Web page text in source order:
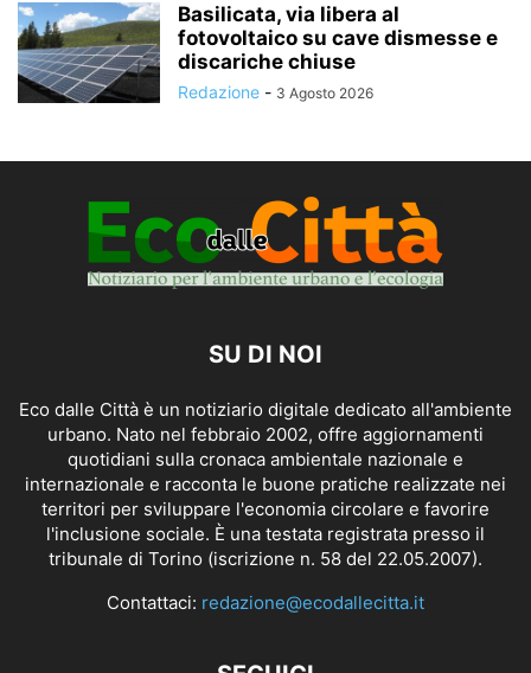
Basilicata, via libera al
fotovoltaico su cave dismesse e
discariche chiuse
Redazione - 3 Agosto 2026
SU DI NOI
Eco dalle Città è un notiziario digitale dedicato all'ambiente
urbano. Nato nel febbraio 2002, offre aggiornamenti
quotidiani sulla cronaca ambientale nazionale e
internazionale e racconta le buone pratiche realizzate nei
territori per sviluppare l'economia circolare e favorire
l'inclusione sociale. È una testata registrata presso il
tribunale di Torino (iscrizione n. 58 del 22.05.2007).
Contattaci: redazione@ecodallecitta.it